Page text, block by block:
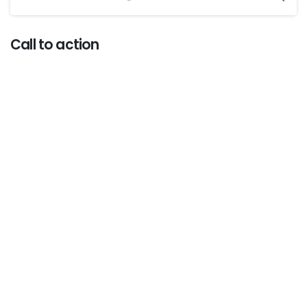
Call to action